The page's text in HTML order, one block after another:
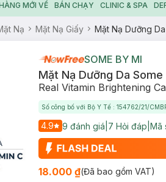
MỚI VỀ BÁN CHẠY CLINIC & SPA
Nạ Mặt Nạ Giấy Mặt Nạ Dưỡng
SOME BY MI
Mặt Nạ Dưỡng Da
Real Vitamin Brightening
Số công bố với Bộ Y Tế : 154762/21/
4.9 9 đánh giá 7 Hỏi đáp Mã
18.000 ₫(Đã bao gồm VAT)